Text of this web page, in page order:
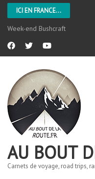
ICI EN FRANCE...
Week-end Bushcraft
AU BOUT
Carnets de voyage, road trips,